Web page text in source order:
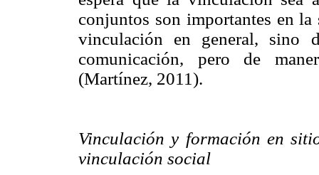
conjuntos son importantes en
vinculación en general, sino
comunicación, pero de
(Martínez, 2011).
Vinculación y formación en
vinculación social